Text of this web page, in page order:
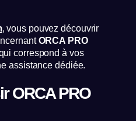
, vous pouvez découvrir
ORCA PRO
correspond à vos
assistance dédiée.
ORCA PRO